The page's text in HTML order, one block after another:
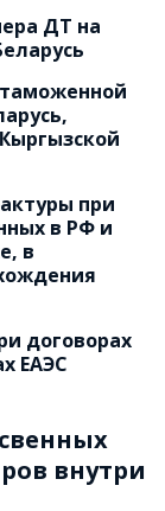
ДТ на
при
в РФ и
в
договорах
ЕАЭС
внутри